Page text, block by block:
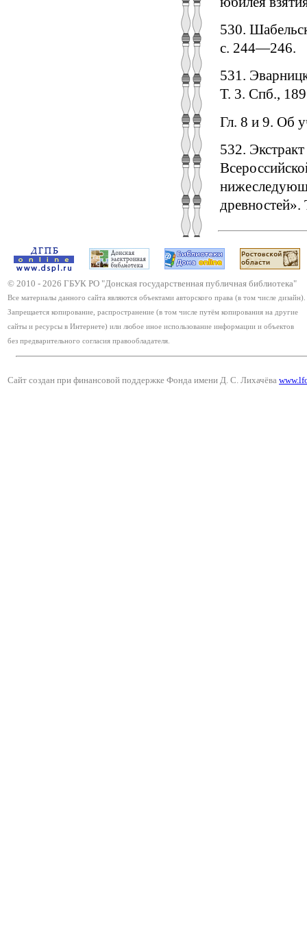
530.
с. 244—246.
531.
Т. 3. Спб.,
Гл. 8 и 9. Об
532.
© 2010 - 2026 ГБУК РО "Донская государственная публичная библиотека"
Все материалы данного сайта являются объектами авторского права (в том числе дизайн).
Запрещается копирование, распространение (в том числе путём копирования на другие
сайты и ресурсы в Интернете) или любое иное использование информации и объектов
без предварительного согласия правообладателя.
Сайт создан при финансовой поддержке Фонда имени Д. С. Лихачёва